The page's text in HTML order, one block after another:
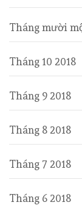
Tháng mười
Tháng 10 2018
Tháng 9 2018
Tháng 8 2018
Tháng 7 2018
Tháng 6 2018